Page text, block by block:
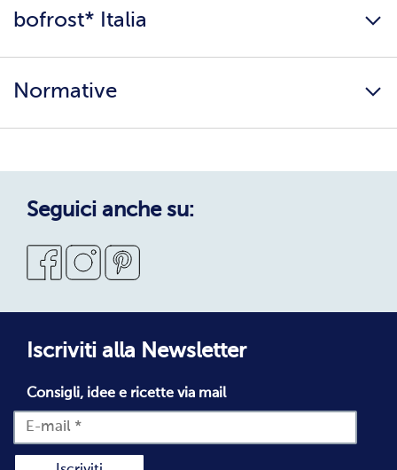
Presenta un amico
bofrost* Italia
Surgelati di qualità
Normative
Condizioni Generali di Vendita
Codice Etico
Segnalazioni Whistleblowing
Seguici anche su:
Iscriviti alla Newsletter
Consigli, idee e ricette via mail